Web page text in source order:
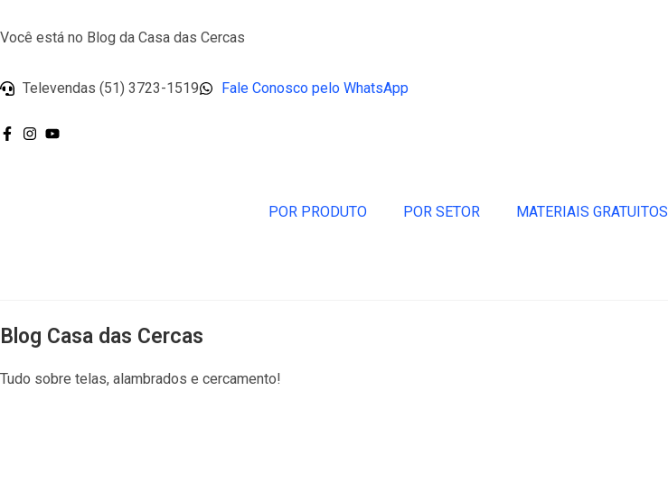
Você está no Blog da Casa das Cercas
Televendas (51) 3723-1519 Fale Conosco pelo WhatsApp
POR PRODUTO POR SETOR MATERIAIS GRATUITOS
Blog Casa das Cercas
Tudo sobre telas, alambrados e cercamento!